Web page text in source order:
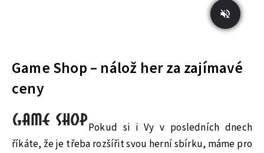
Game Shop – nálož her za zajímavé
ceny
Pokud si i Vy v posledních dnech
říkáte, že je třeba rozšířit svou herní sbírku, máme pro